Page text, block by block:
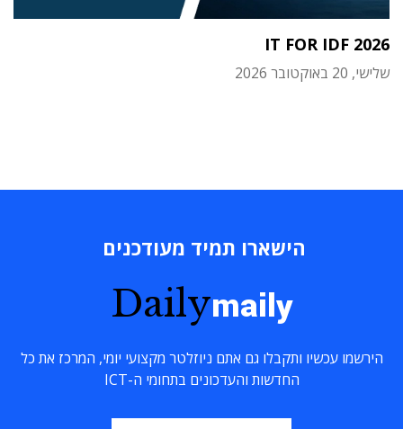
IT FOR IDF 2026
שלישי, 20 באוקטובר 2026
הישארו תמיד מעודכנים
Dailymaily
הירשמו עכשיו ותקבלו גם אתם ניוזלטר מקצועי יומי, המרכז את כל
החדשות והעדכונים בתחומי ה-ICT